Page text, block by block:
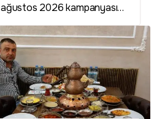
ağustos 2026 kampanyası
kampanyası var mı? Togg
ağustos kampanyası var mı?
Togg 800 bin TL kampanyası
nedir? Togg 800 bin lira
kampanyası şartları neler?